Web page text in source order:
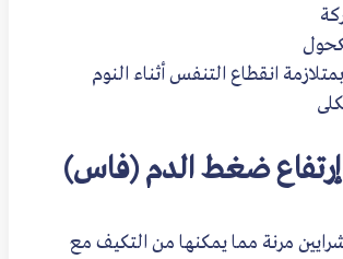
انقطاع التنفس أثناء النوم
ضغط الدم (فاس)
مرنة مما يمكنها من التكيف مع